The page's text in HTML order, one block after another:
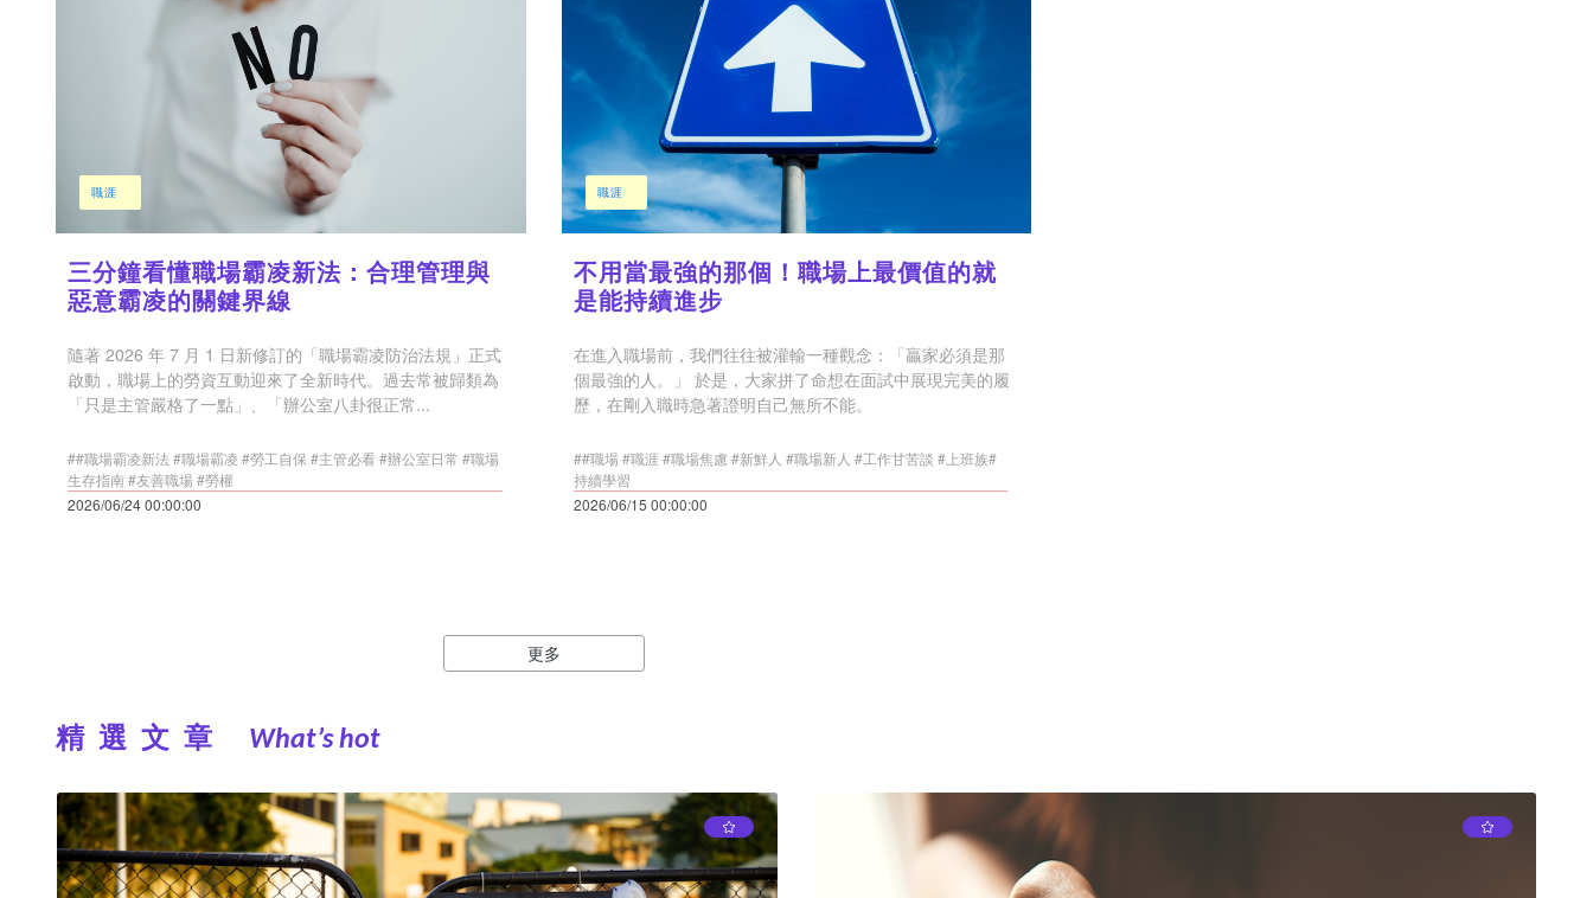
職涯
三分鐘看懂職場霸凌新法：合理管理與
惡意霸凌的關鍵界線
隨著 2026 年 7 月 1 日新修訂的「職場霸凌防治法規」正式
啟動，職場上的勞資互動迎來了全新時代。過去常被歸類為
「只是主管嚴格了一點」、「辦公室八卦很正常...
##職場霸凌新法 #職場霸凌 #勞工自保 #主管必看 #辦公室日常 #職場
生存指南 #友善職場 #勞權
2026/06/24 00:00:00
職涯
不用當最強的那個！職場上最價值的就
是能持續進步
在進入職場前，我們往往被灌輸一種觀念：「贏家必須是那
個最強的人。」 於是，大家拼了命想在面試中展現完美的履
歷，在剛入職時急著證明自己無所不能。
##職場 #職涯 #職場焦慮 #新鮮人 #職場新人 #工作甘苦談 #上班族#
持續學習
2026/06/15 00:00:00
更多
精選文章 What’s hot